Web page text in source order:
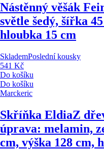
Nástěnný věšák
světle šedý, šířka
hloubka 15 cm
SklademPoslední kousky
541 Kč
Do košíku
Do košíku
Marckeric
Skříňka EldiaZ
úprava: melamin,
cm, výška 128 cm,